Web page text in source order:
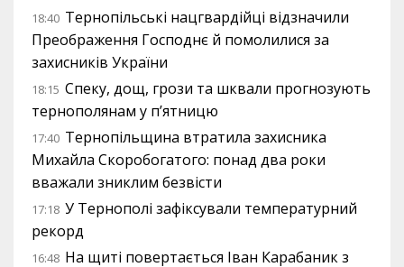
18:40 Тернопільські нацгвардійці відзначили
Преображення Господнє й помолилися за
захисників України
18:15 Спеку, дощ, грози та шквали прогнозують
тернополянам у п’ятницю
17:40 Тернопільщина втратила захисника
Михайла Скоробогатого: понад два роки
вважали зниклим безвісти
17:18 У Тернополі зафіксували температурний
рекорд
16:48 На щиті повертається Іван Карабаник з